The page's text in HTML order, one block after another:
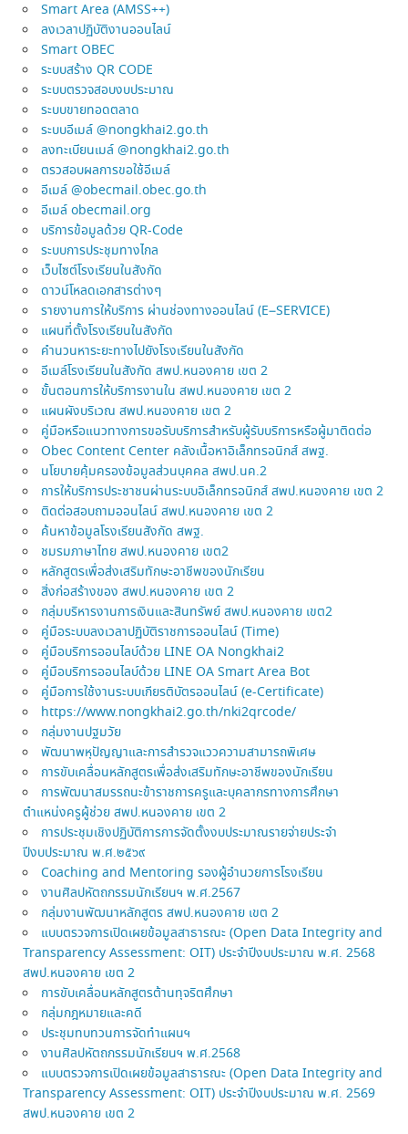
Smart Area (AMSS++)
ลงเวลาปฏิบัติงานออนไลน์
Smart OBEC
ระบบสร้าง QR CODE
ระบบตรวจสอบงบประมาณ
ระบบขายทอดตลาด
ระบบอีเมล์ @nongkhai2.go.th
ลงทะเบียนเมล์ @nongkhai2.go.th
ตรวสอบผลการขอใช้อีเมล์
อีเมล์ @obecmail.obec.go.th
อีเมล์ obecmail.org
บริการข้อมูลด้วย QR-Code
ระบบการประชุมทางไกล
เว็บไซต์โรงเรียนในสังกัด
ดาวน์โหลดเอกสารต่างๆ
รายงานการให้บริการ ผ่านช่องทางออนไลน์ (E–SERVICE)
แผนที่ตั้งโรงเรียนในสังกัด
คำนวนหาระยะทางไปยังโรงเรียนในสังกัด
อีเมล์โรงเรียนในสังกัด สพป.หนองคาย เขต 2
ขั้นตอนการให้บริการงานใน สพป.หนองคาย เขต 2
แผนผังบริเวณ สพป.หนองคาย เขต 2
คู่มือหรือแนวทางการขอรับบริการสำหรับผู้รับบริการหรือผู้มาติดต่อ
Obec Content Center คลังเนื้อหาอิเล็กทรอนิกส์ สพฐ.
นโยบายคุ้มครองข้อมูลส่วนบุคคล สพป.นค.2
การให้บริการประชาชนผ่านระบบอิเล็กทรอนิกส์ สพป.หนองคาย เขต 2
ติดต่อสอบถามออนไลน์ สพป.หนองคาย เขต 2
ค้นหาข้อมูลโรงเรียนสังกัด สพฐ.
ชมรมภาษาไทย สพป.หนองคาย เขต2
หลักสูตรเพื่อส่งเสริมทักษะอาชีพของนักเรียน
สิ่งก่อสร้างของ สพป.หนองคาย เขต 2
กลุ่มบริหารงานการเงินและสินทรัพย์ สพป.หนองคาย เขต2
คู่มือระบบลงเวลาปฏิบัติราชการออนไลน์ (Time)
คู่มือบริการออนไลบ์ด้วย LINE OA Nongkhai2
คู่มือบริการออนไลบ์ด้วย LINE OA Smart Area Bot
คู่มือการใช้งานระบบเกียรติบัตรออนไลน์ (e-Certificate)
https://www.nongkhai2.go.th/nki2qrcode/
กลุ่มงานปฐมวัย
พัฒนาพหุปัญญาและการสำรวจแววความสามารถพิเศษ
การขับเคลื่อนหลักสูตรเพื่อส่งเสริมทักษะอาชีพของนักเรียน
การพัฒนาสมรรถนะข้าราชการครูและบุคลากรทางการศึกษา
ตำแหน่งครูผู้ช่วย สพป.หนองคาย เขต 2
การประชุมเชิงปฏิบัติการการจัดตั้งงบประมาณรายจ่ายประจำ
ปีงบประมาณ พ.ศ.๒๕๖๙
Coaching and Mentoring รองผู้อำนวยการโรงเรียน
งานศิลปหัตถกรรมนักเรียนฯ พ.ศ.2567
กลุ่มงานพัฒนาหลักสูตร สพป.หนองคาย เขต 2
แบบตรวจการเปิดเผยข้อมูลสาธารณะ (Open Data Integrity and
Transparency Assessment: OIT) ประจำปีงบประมาณ พ.ศ. 2568
สพป.หนองคาย เขต 2
การขับเคลื่อนหลักสูตรต้านทุจริตศึกษา
กลุ่มกฎหมายและคดี
ประชุมทบทวนการจัดทำแผนฯ
งานศิลปหัตถกรรมนักเรียนฯ พ.ศ.2568
แบบตรวจการเปิดเผยข้อมูลสาธารณะ (Open Data Integrity and
Transparency Assessment: OIT) ประจำปีงบประมาณ พ.ศ. 2569
สพป.หนองคาย เขต 2